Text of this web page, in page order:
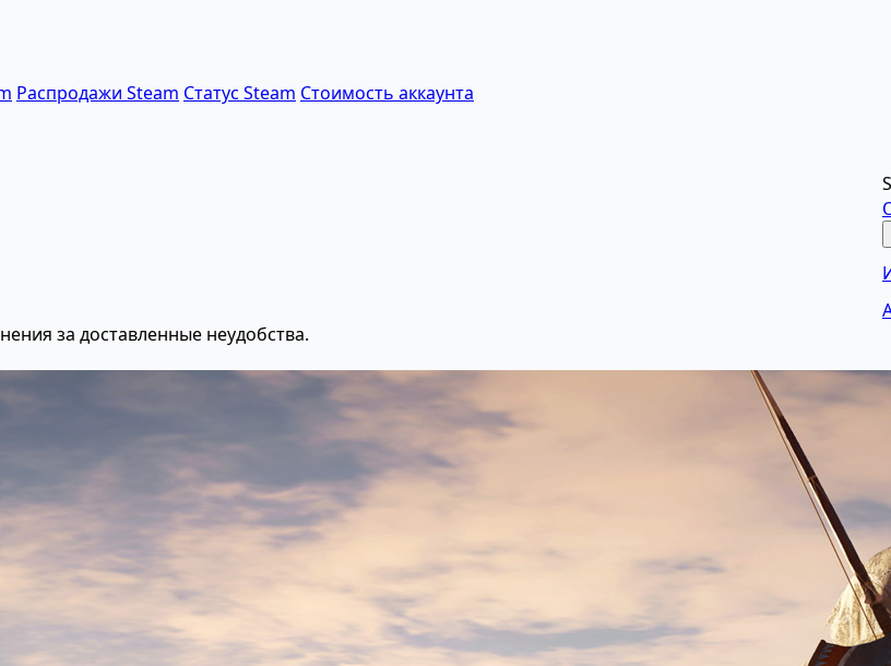
Распродажи Steam Статус Steam Стоимость аккаунта
за доставленные неудобства.